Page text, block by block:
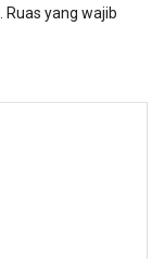
Ruas yang wajib